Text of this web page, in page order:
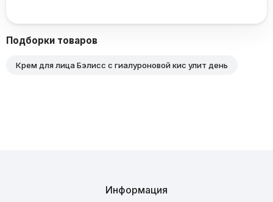
Подборки товаров
Крем для лица Бэлисс с гиалуроновой кис улит день
Информация